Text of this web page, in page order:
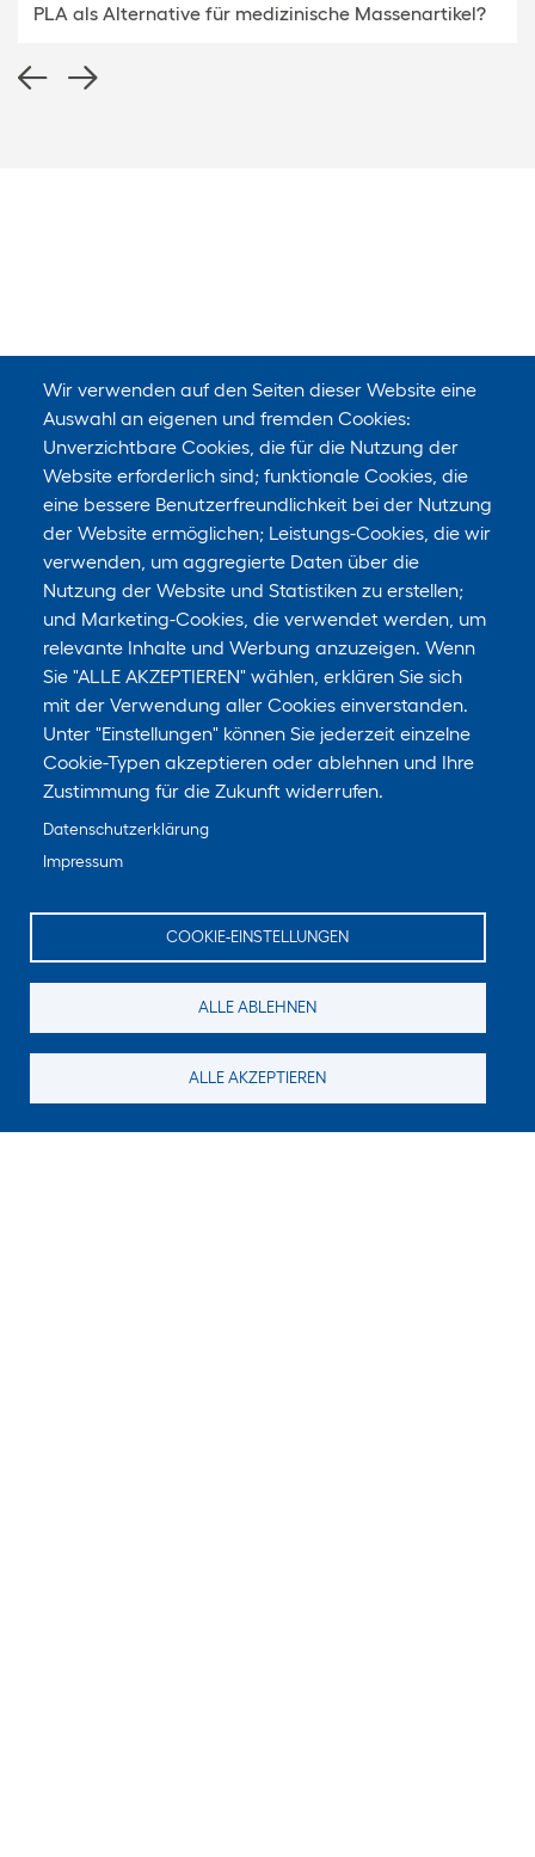
PLA als Alternative für medizinische Massenartikel?
Wir verwenden auf den Seiten dieser Website eine
Auswahl an eigenen und fremden Cookies:
Unverzichtbare Cookies, die für die Nutzung der
Website erforderlich sind; funktionale Cookies, die
eine bessere Benutzerfreundlichkeit bei der Nutzung
der Website ermöglichen; Leistungs-Cookies, die wir
verwenden, um aggregierte Daten über die
Nutzung der Website und Statistiken zu erstellen;
und Marketing-Cookies, die verwendet werden, um
relevante Inhalte und Werbung anzuzeigen. Wenn
Sie "ALLE AKZEPTIEREN" wählen, erklären Sie sich
mit der Verwendung aller Cookies einverstanden.
Unter "Einstellungen" können Sie jederzeit einzelne
Cookie-Typen akzeptieren oder ablehnen und Ihre
Zustimmung für die Zukunft widerrufen.
Datenschutzerklärung
Impressum
COOKIE-EINSTELLUNGEN
ALLE ABLEHNEN
ALLE AKZEPTIEREN